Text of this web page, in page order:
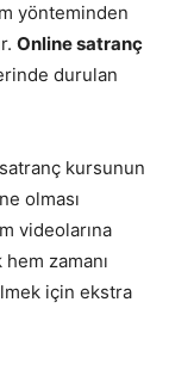
yönteminden
Online satranç
durulan
kursunun
olması
videolarına
zamanı
için ekstra